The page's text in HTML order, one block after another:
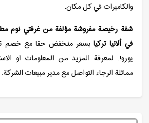
والكاميرات في كل مكان.
شقة رخيصة مفروشة مؤلفة من غرفتي نوم
في ألانيا تركيا
يورو!. لمعرفة المزيد من المعلومات او
مماثلة الرجاء التواصل مع مدير مبيعات الشركة.